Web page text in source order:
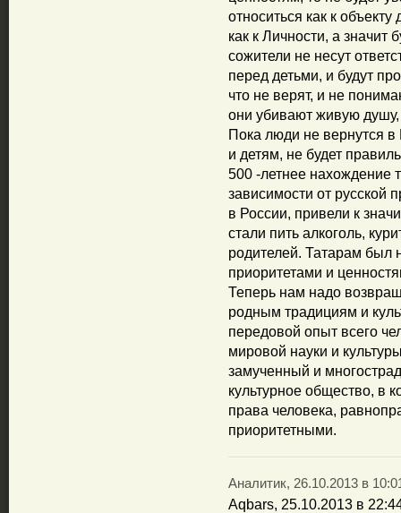
относиться как к
как к Личности, а значит
сожители не несут
перед детьми, и будут
что не верят, и не
они убивают живую
Пока люди не вернутся
и детям, не будет
500 -летнее нахождение
зависимости от русской
в России, привели к
стали пить алкоголь,
родителей. Татарам был
приоритетами и
Теперь нам надо
родным традициям и
передовой опыт всего
мировой науки и
замученный и
культурное общество, в
права человека,
приоритетными.
Аналитик, 26.10.2013 в
Aqbars, 25.10.2013 в